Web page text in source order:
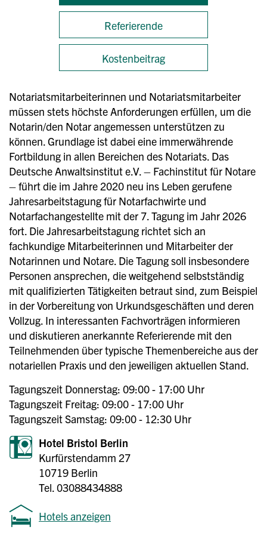
Referierende
Kostenbeitrag
Notariatsmitarbeiterinnen und Notariatsmitarbeiter
müssen stets höchste Anforderungen erfüllen, um die
Notarin/den Notar angemessen unterstützen zu
können. Grundlage ist dabei eine immerwährende
Fortbildung in allen Bereichen des Notariats. Das
Deutsche Anwaltsinstitut e.V. – Fachinstitut für Notare
– führt die im Jahre 2020 neu ins Leben gerufene
Jahresarbeitstagung für Notarfachwirte und
Notarfachangestellte mit der 7. Tagung im Jahr 2026
fort. Die Jahresarbeitstagung richtet sich an
fachkundige Mitarbeiterinnen und Mitarbeiter der
Notarinnen und Notare. Die Tagung soll insbesondere
Personen ansprechen, die weitgehend selbstständig
mit qualifizierten Tätigkeiten betraut sind, zum Beispiel
in der Vorbereitung von Urkundsgeschäften und deren
Vollzug. In interessanten Fachvorträgen informieren
und diskutieren anerkannte Referierende mit den
Teilnehmenden über typische Themenbereiche aus der
notariellen Praxis und den jeweiligen aktuellen Stand.
Tagungszeit Donnerstag: 09:00 - 17:00 Uhr
Tagungszeit Freitag: 09:00 - 17:00 Uhr
Tagungszeit Samstag: 09:00 - 12:30 Uhr
Hotel Bristol Berlin
Kurfürstendamm 27
10719 Berlin
Tel. 03088434888
Hotels anzeigen